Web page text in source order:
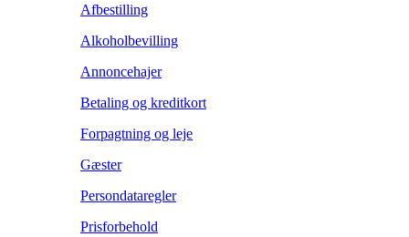
Afbestilling
Alkoholbevilling
Annoncehajer
Betaling og kreditkort
Forpagtning og leje
Gæster
Persondataregler
Prisforbehold